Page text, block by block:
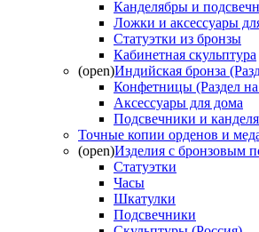
Канделябры и
Ложки и аксессуары
Статуэтки из бронзы
Кабинетная скульптура
(open)Индийская бронза
Конфетницы (Раздел
Аксессуары для дома
Подсвечники и
Точные копии орденов и
(open)Изделия с бронзовым
Статуэтки
Часы
Шкатулки
Подсвечники